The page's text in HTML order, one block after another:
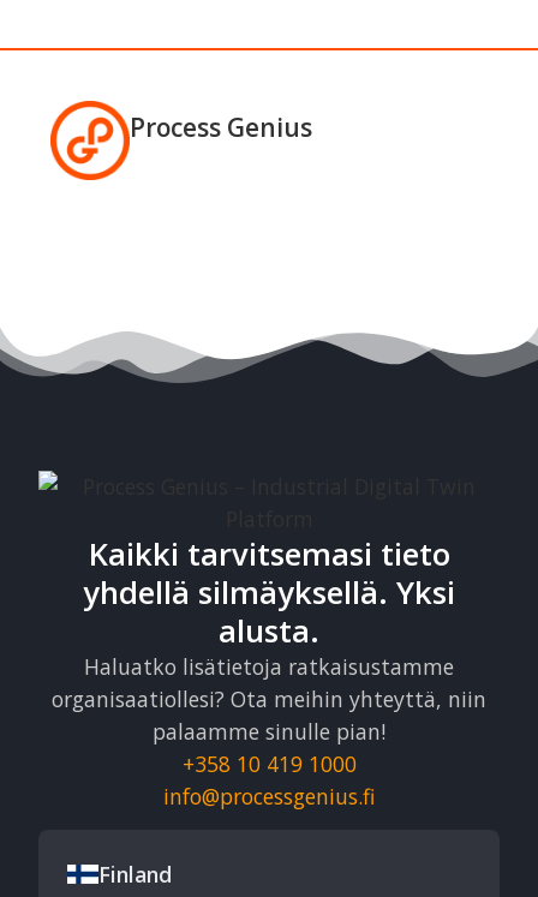
Process Genius
Kaikki tarvitsemasi tieto
yhdellä silmäyksellä. Yksi
alusta.
Haluatko lisätietoja ratkaisustamme
organisaatiollesi? Ota meihin yhteyttä, niin
palaamme sinulle pian!
+358 10 419 1000
info@processgenius.fi
Finland